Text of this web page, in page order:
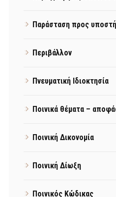
Παράσταση προς
Περιβάλλον
Πνευματική Ιδιοκτησία
Ποινικά θέματα –
Ποινική Δικονομία
Ποινική Δίωξη
Ποινικός Κώδικας